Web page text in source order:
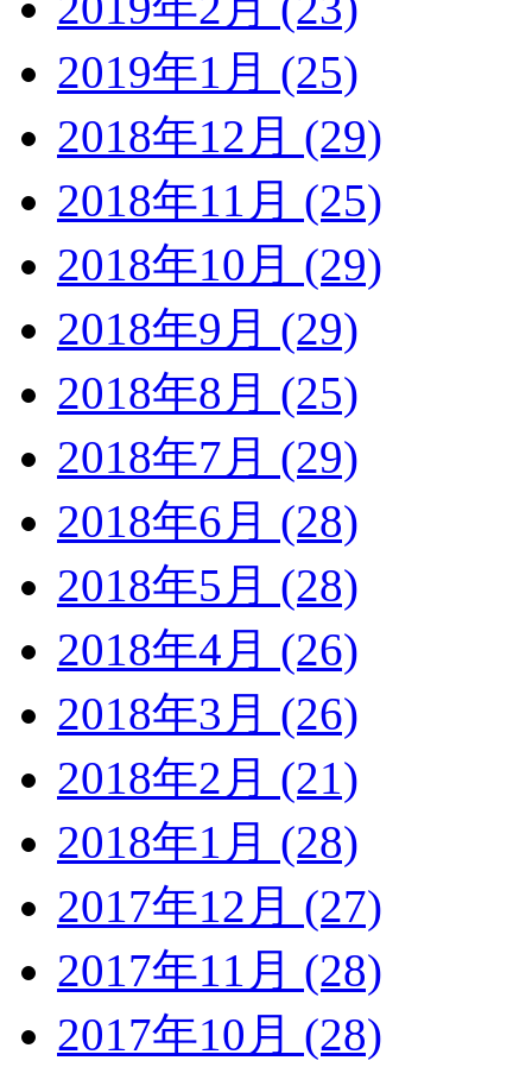
2019年1月 (25)
2018年12月 (29)
2018年11月 (25)
2018年10月 (29)
2018年9月 (29)
2018年8月 (25)
2018年7月 (29)
2018年6月 (28)
2018年5月 (28)
2018年4月 (26)
2018年3月 (26)
2018年2月 (21)
2018年1月 (28)
2017年12月 (27)
2017年11月 (28)
2017年10月 (28)